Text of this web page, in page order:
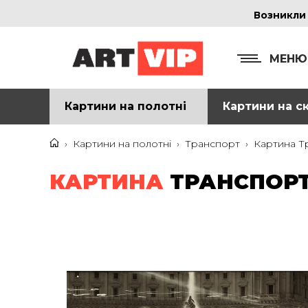
МЕНЮ
Картини на полотні Картини на
› Картини на полотні › Транспорт › Картина
КАРТИНА
м.